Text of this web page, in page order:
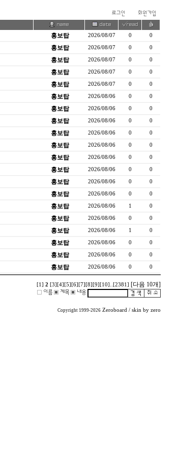
홍보탑 2026/08/07 0 0
홍보탑 2026/08/07 0 0
홍보탑 2026/08/07 0 0
홍보탑 2026/08/07 0 0
홍보탑 2026/08/07 0 0
홍보탑 2026/08/06 0 0
홍보탑 2026/08/06 0 0
홍보탑 2026/08/06 0 0
홍보탑 2026/08/06 0 0
홍보탑 2026/08/06 0 0
홍보탑 2026/08/06 0 0
홍보탑 2026/08/06 0 0
홍보탑 2026/08/06 0 0
홍보탑 2026/08/06 0 0
홍보탑 2026/08/06 1 0
홍보탑 2026/08/06 0 0
홍보탑 2026/08/06 1 0
홍보탑 2026/08/06 0 0
홍보탑 2026/08/06 0 0
홍보탑 2026/08/06 0 0
[1] 2 [3] [4] [5] [6] [7] [8] [9] [10] [2381] [다음 10개]
Copyright 1999-2026 Zeroboard / skin by zero